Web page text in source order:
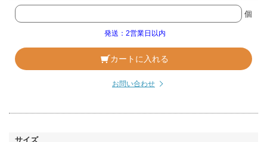
個
発送：2営業日以内
カートに入れる
お問い合わせ